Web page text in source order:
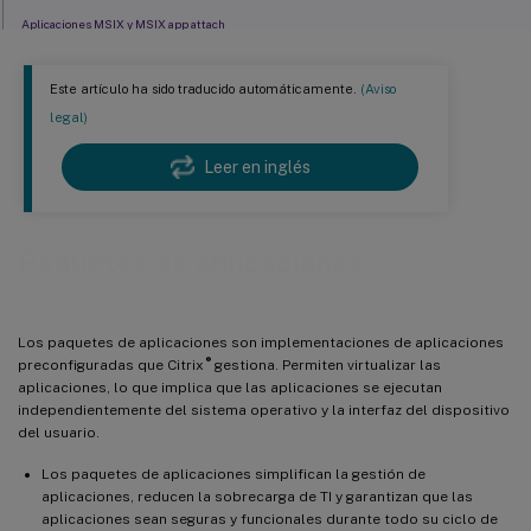
Este artículo ha sido traducido automáticamente. (Aviso
legal)
Leer en inglés
Los paquetes de aplicaciones son implementaciones de aplicaciones
preconfiguradas que Citrix ®gestiona. Permiten virtualizar las
aplicaciones, lo que implica que las aplicaciones se ejecutan
independientemente del sistema operativo y la interfaz del dispositivo
del usuario.
Los paquetes de aplicaciones simplifican la gestión de
aplicaciones, reducen la sobrecarga de TI y garantizan que las
aplicaciones sean seguras y funcionales durante todo su ciclo de
Aplicaciones MSIX y MSIX app attach
Aplicaciones Elastic App
Requisitos previos
Limitar la visibilidad de las aplicaciones
Migrar de la infraestructura completa de App-V al flujo de trabajo de administrador único
Ventajas del modelo de administrador único
Flujo de trabajo de migración
Soluciona problemas de las aplicaciones App-V (modelo de administración única)